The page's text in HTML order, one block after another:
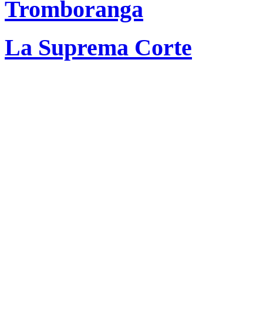
Tromboranga
La Suprema Corte